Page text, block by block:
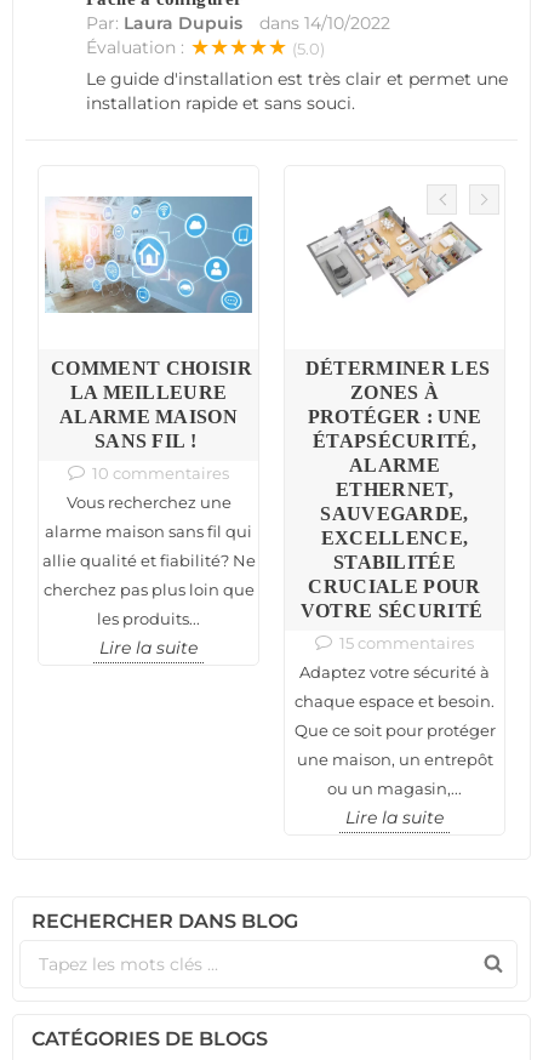
Par: Laura Dupuis dans 14/10/2022
Évaluation : ★★★★★ (5.0)
Le guide d'installation est très clair et permet une
installation rapide et sans souci.
COMMENT CHOISIR
LA MEILLEURE
ALARME MAISON
SANS FIL !
10 commentaires
Vous recherchez une
alarme maison sans fil qui
allie qualité et fiabilité? Ne
cherchez pas plus loin que
les produits...
Lire la suite
DÉTERMINER LES
ZONES À
PROTÉGER : UNE
ÉTAPSÉCURITÉ,
ALARME
ETHERNET,
SAUVEGARDE,
EXCELLENCE,
STABILITÉE
CRUCIALE POUR
VOTRE SÉCURITÉ
15 commentaires
Adaptez votre sécurité à
chaque espace et besoin.
Que ce soit pour protéger
une maison, un entrepôt
ou un magasin,...
Lire la suite
RECHERCHER DANS BLOG
CATÉGORIES DE BLOGS